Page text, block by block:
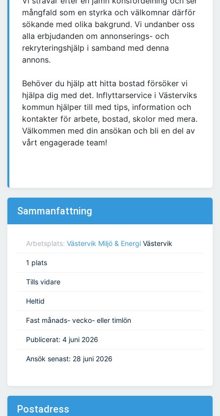
mångfald som en styrka och välkomnar därför
sökande med olika bakgrund. Vi undanber oss
alla erbjudanden om annonserings- och
rekryteringshjälp i samband med denna
annons.
Behöver du hjälp att hitta bostad försöker vi
hjälpa dig med det. Inflyttarservice i Västerviks
kommun hjälper till med tips, information och
kontakter för arbete, bostad, skolor med mera.
Välkommen med din ansökan och bli en del av
vårt engagerade team!
Sammanfattning
Arbetsplats: Västervik Miljö & Energi Västervik
1 plats
Tills vidare
Heltid
Fast månads- vecko- eller timlön
Publicerat: 4 juni 2026
Ansök senast: 28 juni 2026
Postadress